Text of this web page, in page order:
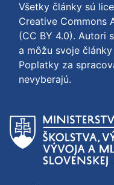
Všetky články sú
Creative Commons
(CC BY 4.0). Autori
a môžu svoje
Poplatky za
nevyberajú.